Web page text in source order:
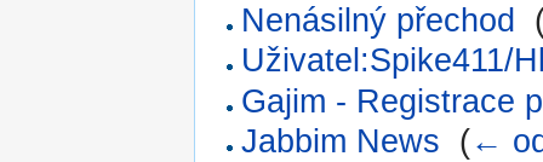
Nenásilný přechod
Uživatel:Spike411/
Gajim - Registrace
Jabbim News (←